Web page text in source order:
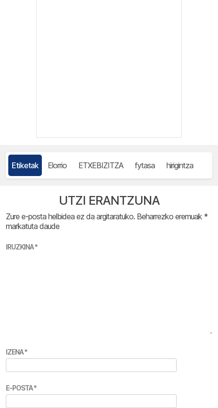
Etiketak Elorrio ETXEBIZITZA fytasa hirigintza
UTZI ERANTZUNA
Zure e-posta helbidea ez da argitaratuko. Beharrezko eremuak *
markatuta daude
IRUZKINA*
IZENA*
E-POSTA*